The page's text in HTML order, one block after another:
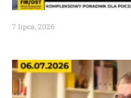
7 lipca, 2026